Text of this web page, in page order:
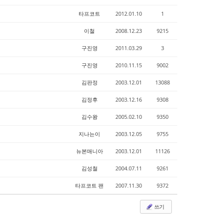
타프코트 2012.01.10 1
이철 2008.12.23 9215
구진영 2011.03.29 3
구진영 2010.11.15 9002
김판정 2003.12.01 13088
김정후 2003.12.16 9308
김수왕 2005.02.10 9350
지나는이 2003.12.05 9755
뉴본매니아 2003.12.01 11126
김성철 2004.07.11 9261
타프코트 팬 2007.11.30 9372
쓰기